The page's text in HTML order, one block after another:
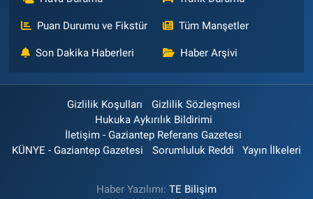
Puan Durumu ve Fikstür Tüm Manşetler
Son Dakika Haberleri Haber Arşivi
Gizlilik Koşulları
Gizlilik Sözleşmesi
Hukuka Aykırılık Bildirimi
İletişim - Gaziantep Referans Gazetesi
KÜNYE - Gaziantep Gazetesi
Sorumluluk Reddi Yayın İlkeleri
Haber Yazılımı: TE Bilişim